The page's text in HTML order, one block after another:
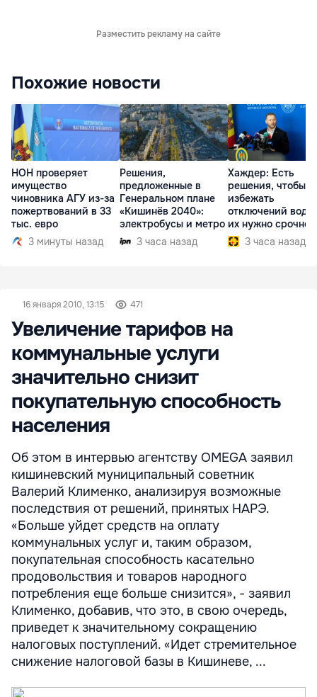
Разместить рекламу на сайте
Похожие новости
НОН проверяет
имущество
чиновника АГУ из-за
пожертвований в 33
тыс. евро
3 минуты назад
Решения,
предложенные в
Генеральном плане
«Кишинёв 2040»:
электробусы и метро
3 часа назад
Хаждер: Есть
решения, чтобы
избежать
отключений
их нужно срочно
внедрить
3 часа назад
16 января 2010, 13:15 471
Увеличение тарифов на
коммунальные услуги
значительно снизит
покупательную способность
населения
Об этом в интервью агентству OMEGA заявил
кишиневский муниципальный советник
Валерий Клименко, анализируя возможные
последствия от решений, принятых НАРЭ.
«Больше уйдет средств на оплату
коммунальных услуг и, таким образом,
покупательная способность касательно
продовольствия и товаров народного
потребления еще больше снизится», - заявил
Клименко, добавив, что это, в свою очередь,
приведет к значительному сокращению
налоговых поступлений. «Идет стремительное
снижение налоговой базы в Кишиневе, ...